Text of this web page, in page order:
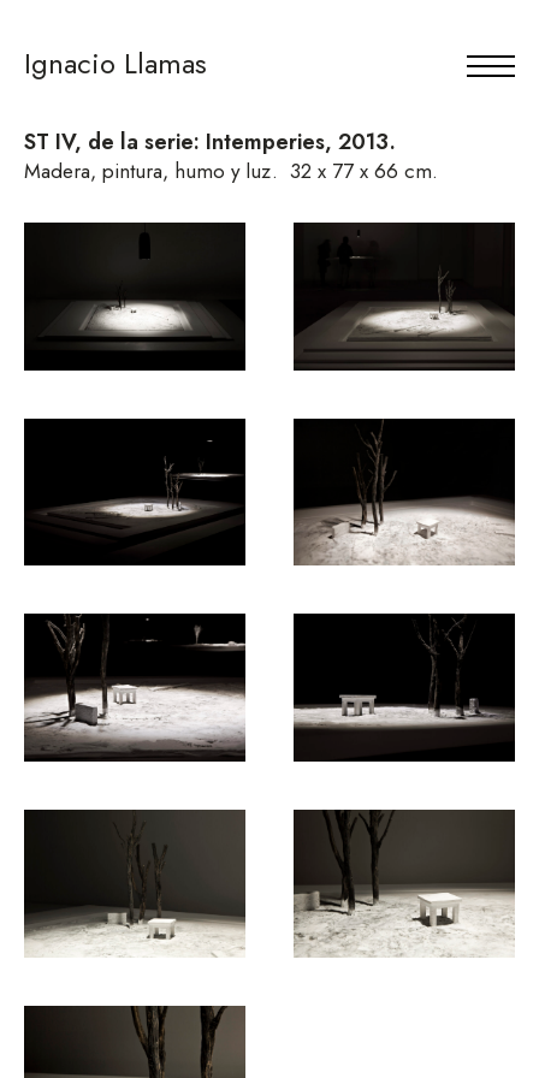
Ignacio Llamas
ST IV, de la serie: Intemperies, 2013.
Madera, pintura, humo y luz. 32 x 77 x 66 cm.